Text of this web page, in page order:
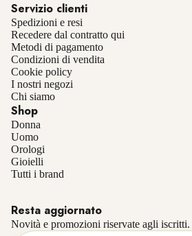
Servizio clienti
Spedizioni e resi
Recedere dal contratto qui
Metodi di pagamento
Condizioni di vendita
Cookie policy
I nostri negozi
Chi siamo
Shop
Donna
Uomo
Orologi
Gioielli
Tutti i brand
Resta aggiornato
Novità e promozioni riservate agli iscritti.
Informativa sulla privacy
Termini e condizioni del servizio
Recapiti